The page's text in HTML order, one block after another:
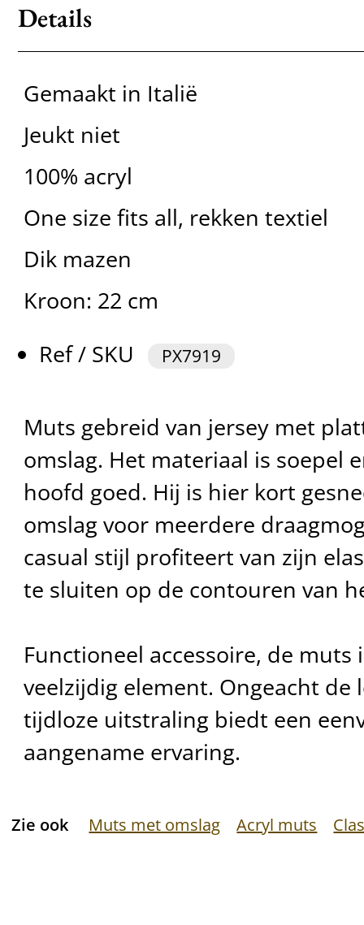
Details
Gemaakt in Italië
Jeukt niet
100% acryl
One size fits all, rekken textiel
Dik mazen
Kroon: 22 cm
Ref / SKU
PX7919
Muts gebreid van jersey met
omslag. Het materiaal is soepel
hoofd goed. Hij is hier kort
omslag voor meerdere
casual stijl profiteert van zijn
te sluiten op de contouren van
Functioneel accessoire, de muts
veelzijdig element. Ongeacht
tijdloze uitstraling biedt een
aangename ervaring.
Zie ook Muts met omslag Acryl muts